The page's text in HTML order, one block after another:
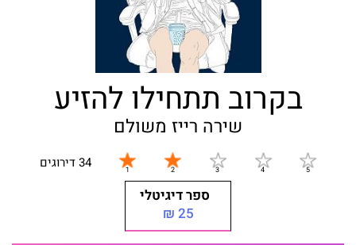
בקרוב תתחילו להזיע
שירה רייז משולם
34 דירוגים
ספר דיגיטלי
25 ₪